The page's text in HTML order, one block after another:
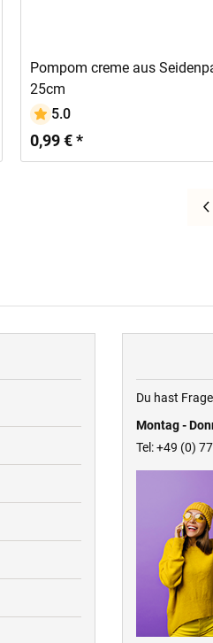
Pompom creme aus
25cm
5.0
0,99 € *
Du hast
Montag -
Tel: +49 (0)